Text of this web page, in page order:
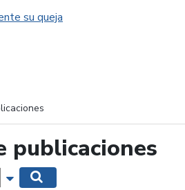
su queja
publicaciones
Mostrar opciones de búsqueda